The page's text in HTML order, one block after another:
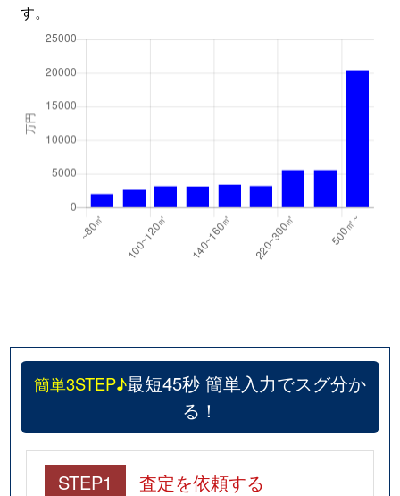
す。
簡単3STEP♪最短45秒 簡単入力でスグ分か
る！
STEP1 査定を依頼する